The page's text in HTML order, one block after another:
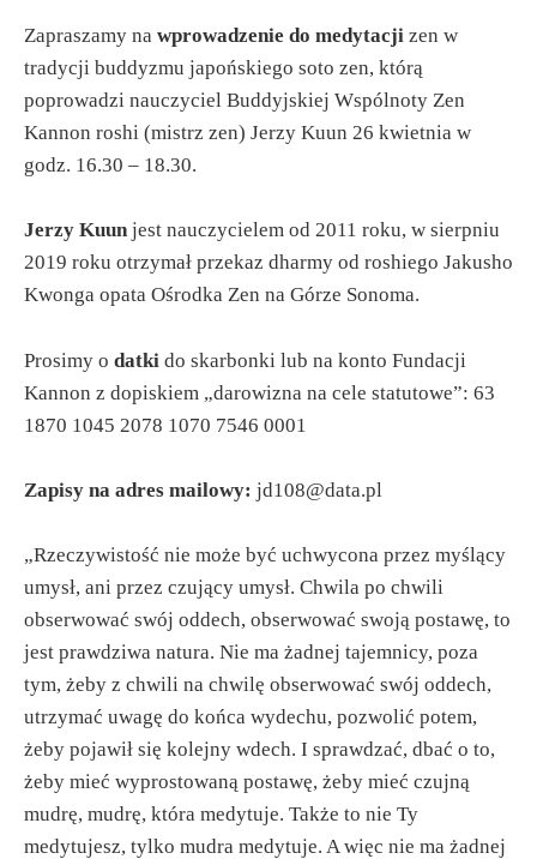
Zapraszamy na wprowadzenie do medytacji zen w
tradycji buddyzmu japońskiego soto zen, którą
poprowadzi nauczyciel Buddyjskiej Wspólnoty Zen
Kannon roshi (mistrz zen) Jerzy Kuun 26 kwietnia w
godz. 16.30 – 18.30.
Jerzy Kuunjest nauczycielem od 2011 roku, w sierpniu
2019 roku otrzymał przekaz dharmy od roshiego Jakusho
Kwonga opata Ośrodka Zen na Górze Sonoma.
Prosimy o datki do skarbonki lub na konto Fundacji
Kannon z dopiskiem „darowizna na cele statutowe”: 63
1870 1045 2078 1070 7546 0001
Zapisy na adres mailowy: jd108@data.pl
„Rzeczywistość nie może być uchwycona przez myślący
umysł, ani przez czujący umysł. Chwila po chwili
obserwować swój oddech, obserwować swoją postawę, to
jest prawdziwa natura. Nie ma żadnej tajemnicy, poza
tym, żeby z chwili na chwilę obserwować swój oddech,
utrzymać uwagę do końca wydechu, pozwolić potem,
żeby pojawił się kolejny wdech. I sprawdzać, dbać o to,
żeby mieć wyprostowaną postawę, żeby mieć czujną
mudrę, mudrę, która medytuje. Także to nie Ty
medytujesz, tylko mudra medytuje. A więc nie ma żadnej